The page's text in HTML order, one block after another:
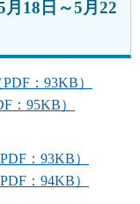
18日～5月22
：93KB）
：95KB）
：93KB）
：94KB）